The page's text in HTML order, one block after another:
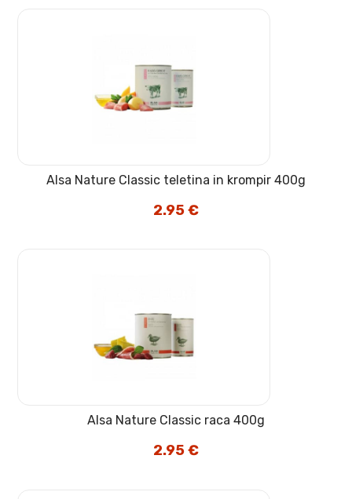
Alsa Nature Classic teletina in krompir 400g
2.95€
Alsa Nature Classic raca 400g
2.95€